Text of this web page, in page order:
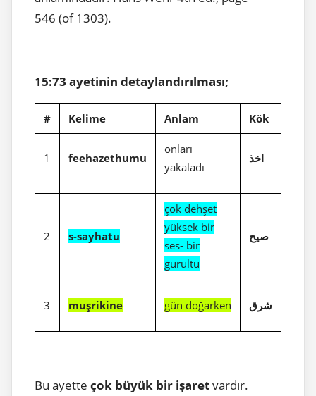
546 (of 1303).
15:73 ayetinin detaylandırılması;
# Kelime Anlam Kök
1 feehazethumu
onları
yakaladı
اخذ
2 s-sayhatu
çok dehşet
yüksek bir
ses- bir
gürültü
صيح
3 muşrikine gün doğarken شرق
Bu ayette çok büyük bir işaretvardır.